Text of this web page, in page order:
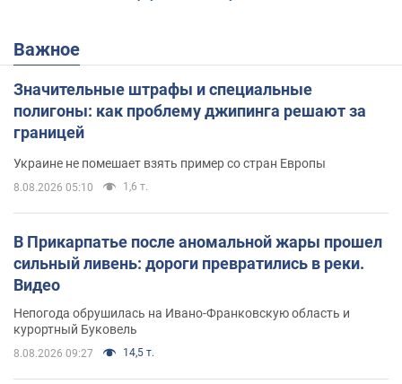
Важное
Значительные штрафы и специальные
полигоны: как проблему джипинга решают за
границей
Украине не помешает взять пример со стран Европы
8.08.2026 05:10 1,6 т.
В Прикарпатье после аномальной жары прошел
сильный ливень: дороги превратились в реки.
Видео
Непогода обрушилась на Ивано-Франковскую область и
курортный Буковель
8.08.2026 09:27 14,5 т.